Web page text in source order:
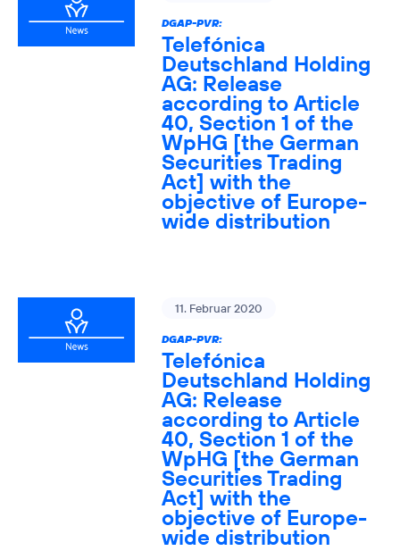
DGAP-PVR:
Telefónica
Deutschland Holding
AG: Release
according to Article
40, Section 1 of the
WpHG [the German
Securities Trading
Act] with the
objective of Europe-
wide distribution
11. Februar 2020
DGAP-PVR:
Telefónica
Deutschland Holding
AG: Release
according to Article
40, Section 1 of the
WpHG [the German
Securities Trading
Act] with the
objective of Europe-
wide distribution